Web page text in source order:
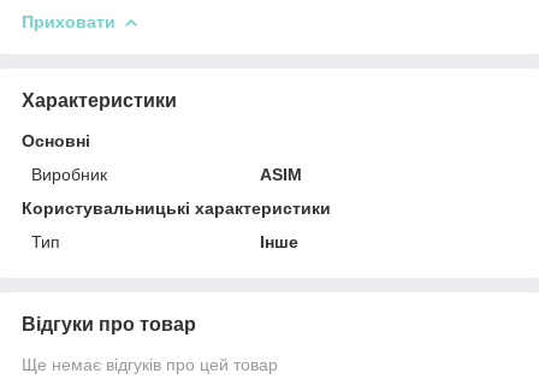
Приховати
Характеристики
Основні
Виробник
ASIM
Користувальницькі характеристики
Тип
Інше
Відгуки про товар
Ще немає відгуків про цей товар